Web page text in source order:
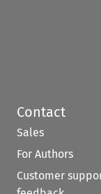
Contact
Sales
For Authors
Customer